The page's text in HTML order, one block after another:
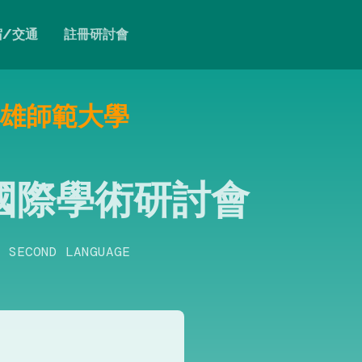
/交通 註冊研討會
範大學
際學術研討會
LANGUAGE